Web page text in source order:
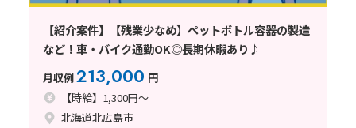
【紹介案件】【残業少なめ】ペットボトル容器の製造
など！車・バイク通勤OK◎長期休暇あり♪
月収例213,000 円
【時給】1,300円～
北海道北広島市